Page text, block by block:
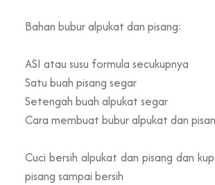
Bahan bubur alpukat dan pisang:
ASI atau susu formula secukupnya
Satu buah pisang segar
Setengah buah alpukat segar
Cara membuat bubur alpukat dan
Cuci bersih alpukat dan pisang dan
pisang sampai bersih